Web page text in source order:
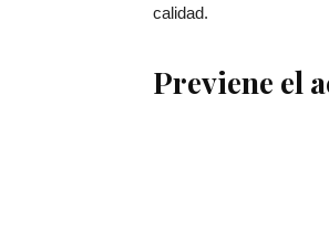
calidad.
Previene el